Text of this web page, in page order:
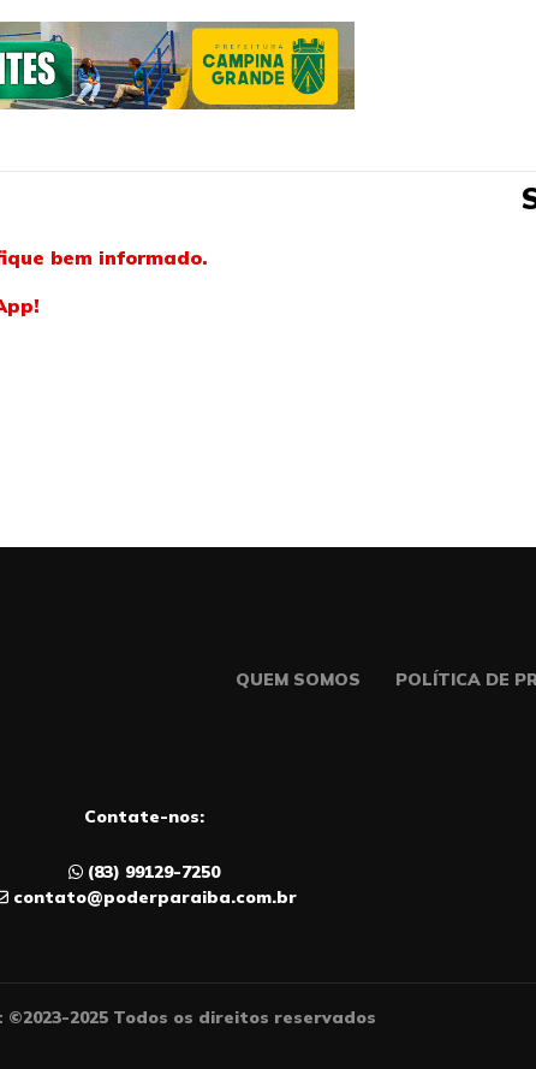
bem informado.
QUEM SOMOS POLÍTICA DE
Contate-nos:
(83) 99129-7250
contato@poderparaiba.com.br
©2023-2025 Todos os direitos reservados